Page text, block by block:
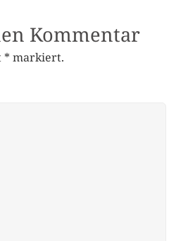
Kommentar
* markiert.